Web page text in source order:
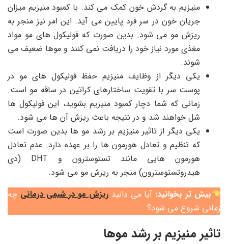
منیزیم به گردش خون کمک می کند. با کمبود منیزیم میزان
جریان خون در سر فرد پایین می آید. این امر نیز منجر به
ریزش مو می شود. بدین صورت که فولیکول های مو مواد
مغذی مورد نیاز خود را دریافت نمی کنند و موها ضعیف می
شوند.
یکی دیگر از وظایف منیزیم حفظ فولیکول های مو در
پوست سر با تقویت ساختارهای کراتین در ساقه مو است.
زمانی که شما دچار کمبود منیزیم بشوید، این فولیکول ها
شل خواهند شد و در نتیجه باعث ریزش آن ها می شود.
یکی دیگر از تاثیر منیزیم بر رشد مو ها بدین صورت است
که تنظیم و تعادل هورمون ها را بر عهده دارد. عدم تعادل
هورمون هایی مانند تستوسترون و DHT (دی
هیدروتستوسترون) منجر به ریزش مو می شود.
بیش تر بخوانید: آیا می دانید ریزش مو در شیمی درمانی چه
زمانی شروع می شود؟
تاثیر منیزیم بر رشد موها